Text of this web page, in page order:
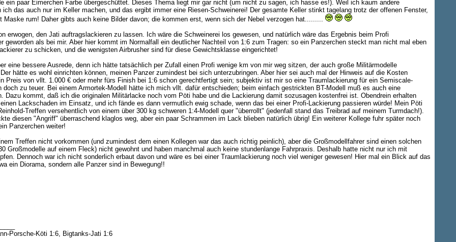
ein paar Eimerchen Farbe übergeschüttet. Dieses Thema liegt mir gar nicht (um nicht zu sagen, ich hasse es!). Weil ich kaum andere
ich das auch nur im Keller machen, und das ergibt immer eine Riesen-Schweinerei! Der gesamte Keller stinkt tagelang trotz der offenen Fenster,
Maske rum! Daher gibts auch keine Bilder davon; die kommen erst, wenn sich der Nebel verzogen hat.........
erwogen, den Jati auftragslackieren zu lassen. Ich wäre die Schweinerei los gewesen, und natürlich wäre das Ergebnis beim Profi
geworden als bei mir. Aber hier kommt im Normalfall ein deutlicher Nachteil von 1:6 zum Tragen: so ein Panzerchen steckt man nicht mal eben
zu schicken, und die wenigsten Airbrusher sind für diese Gewichtsklasse eingerichtet!
eine bessere Ausrede, denn ich hätte tatsächlich per Zufall einen Profi wenige km von mir weg sitzen, der auch große Militärmodelle
hätte es wohl einrichten können, meinen Panzer zumindest bei sich unterzubringen. Aber hier sei auch mal der Hinweis auf die Kosten
Preis von vllt. 1.000 € oder mehr fürs Finish bei 1:6 schon gerechtfertigt sein; subjektiv ist mir so eine Traumlackierung für ein Semiscale-
doch zu teuer. Bei einem Armortek-Modell hätte ich mich vllt. dafür entschieden; beim einfach gestrickten BT-Modell muß es auch eine
Dazu kommt, daß ich die originalen Militärlacke noch vom Pöti habe und die Lackierung damit sozusagen kostenfrei ist. Obendrein erhalten
Lackschaden im Einsatz, und ich fände es dann vermutlich ewig schade, wenn das bei einer Profi-Lackierung passieren würde! Mein Pöti
Treffen versehentlich von einem über 300 kg schweren 1:4-Modell quer "überrollt" (jedenfall stand das Treibrad auf meinem Turmdach!).
diesen "Angriff" überraschend klaglos weg, aber ein paar Schrammen im Lack blieben natürlich übrig! Ein weiterer Kollege fuhr später noch
Panzerchen weiter!
Treffen nicht vorkommen (und zumindest dem einen Kollegen war das auch richtig peinlich), aber die Großmodellfahrer sind einen solchen
Großmodelle auf einem Fleck) nicht gewohnt und haben manchmal auch keine stundenlange Fahrpraxis. Deshalb hatte nicht nur ich mit
Dennoch war ich nicht sonderlich erbaut davon und wäre es bei einer Traumlackierung noch viel weniger gewesen! Hier mal ein Blick auf das
ein Diorama, sondern alle Panzer sind in Bewegung!!
Porsche-Köti 1:6, Bigtanks-Jati 1:6